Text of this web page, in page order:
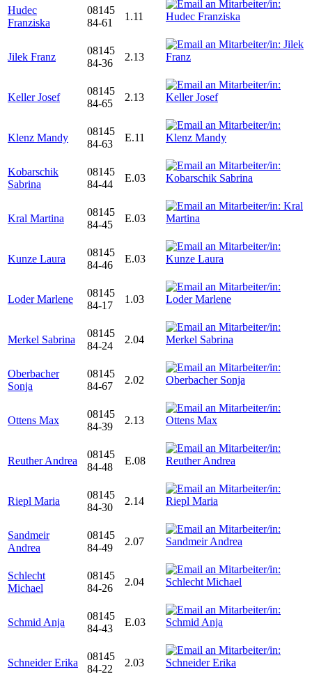
Hudec
Franziska
08145
84-61
1.11
Jilek Franz
08145
84-36
2.13
Keller Josef
08145
84-65
2.13
Klenz Mandy
08145
84-63
E.11
Kobarschik
Sabrina
08145
84-44
E.03
Kral Martina
08145
84-45
E.03
Kunze Laura
08145
84-46
E.03
Loder Marlene
08145
84-17
1.03
Merkel Sabrina
08145
84-24
2.04
Oberbacher
Sonja
08145
84-67
2.02
Ottens Max
08145
84-39
2.13
Reuther Andrea
08145
84-48
E.08
Riepl Maria
08145
84-30
2.14
Sandmeir
Andrea
08145
84-49
2.07
Schlecht
Michael
08145
84-26
2.04
Schmid Anja
08145
84-43
E.03
Schneider Erika
08145
84-22
2.03